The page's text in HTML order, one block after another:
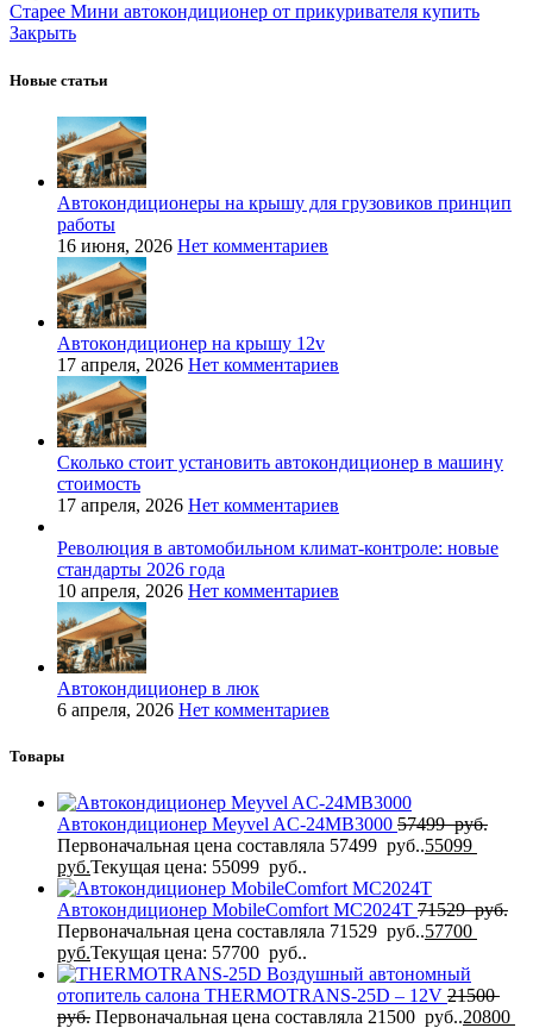
Старее Мини автокондиционер от прикуривателя купить
Закрыть
Новые статьи
Автокондиционеры на крышу для грузовиков принцип
работы
16 июня, 2026 Нет комментариев
Автокондиционер на крышу 12v
17 апреля, 2026 Нет комментариев
Сколько стоит установить автокондиционер в машину
стоимость
17 апреля, 2026 Нет комментариев
Революция в автомобильном климат-контроле: новые
стандарты 2026 года
10 апреля, 2026 Нет комментариев
Автокондиционер в люк
6 апреля, 2026 Нет комментариев
Товары
Автокондиционер Meyvel AC-24MB3000 57499руб.
Первоначальная цена составляла 57499 руб..55099
руб.Текущая цена: 55099 руб..
Автокондиционер MobileComfort MC2024T 71529руб.
Первоначальная цена составляла 71529 руб..57700
руб.Текущая цена: 57700 руб..
Воздушный автономный
отопитель салона THERMOTRANS-25D – 12V 21500
руб. Первоначальная цена составляла 21500 руб..20800